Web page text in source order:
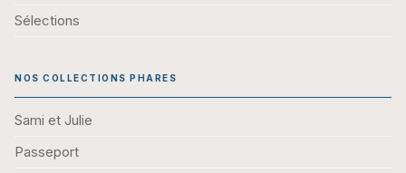
Sélections
NOS COLLECTIONS PHARES
Sami et Julie
Passeport